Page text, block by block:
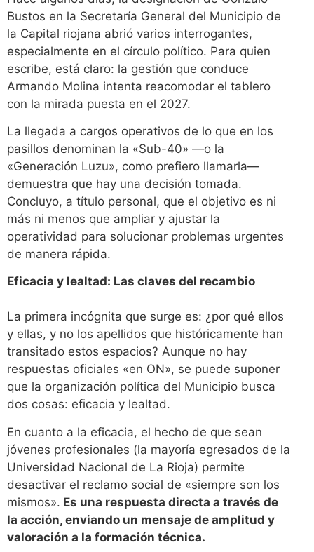
Bustos en la Secretaría General del Municipio de
la Capital riojana abrió varios interrogantes,
especialmente en el círculo político. Para quien
escribe, está claro: la gestión que conduce
Armando Molina intenta reacomodar el tablero
con la mirada puesta en el 2027.
La llegada a cargos operativos de lo que en los
pasillos denominan la «Sub-40» —o la
«Generación Luzu», como prefiero llamarla—
demuestra que hay una decisión tomada.
Concluyo, a título personal, que el objetivo es ni
más ni menos que ampliar y ajustar la
operatividad para solucionar problemas urgentes
de manera rápida.
Eficacia y lealtad: Las claves del recambio
La primera incógnita que surge es: ¿por qué ellos
y ellas, y no los apellidos que históricamente han
transitado estos espacios? Aunque no hay
respuestas oficiales «en ON», se puede suponer
que la organización política del Municipio busca
dos cosas: eficacia y lealtad.
En cuanto a la eficacia, el hecho de que sean
jóvenes profesionales (la mayoría egresados de la
Universidad Nacional de La Rioja) permite
desactivar el reclamo social de «siempre son los
mismos». Es una respuesta directa a través de
la acción, enviando un mensaje de amplitud y
valoración a la formación técnica.